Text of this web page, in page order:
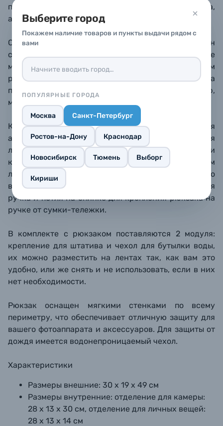
Выберите город
Покажем наличие товаров и пункты выдачи рядом с
вами
ПОПУЛЯРНЫЕ ГОРОДА
Москва Санкт-Петербург
Ростов-на-Дону Краснодар
Новосибирск Тюмень Выборг
Кириши
предназначается для личных вещей (еда, одежда,
аксессуары).
Спереди предусмотрен широкий и плоский карман
с органайзером для документов и бумаг, туда же
можно положить планшет. В широком поясном
ремне также сделаны карманы на молнии, куда
поместится небольшой телефон или, например,
мультитул.
Комфорт ношения обеспечивается благодаря
анатомической спинке со мягкими подушками для
лопаток и поясницы, а также с вентиляционными
каналами. Лямки со вспененным уплотнителем
ложатся на плечи мягко, есть регулируемая по
высоте нагрудная стяжка. Также имеется верхняя
ручка и петля на спинке для крепления рюкзака на
ручке от сумки-тележки.
В комплекте с рюкзаком поставляются 2 модуля:
крепление для штатива и чехол для бутылки воды,
их можно разместить на лентах так, как вам это
удобно, или же снять и не использовать, если в них
нет необходимости.
Рюкзак оснащен мягкими стенками по всему
периметру, что обеспечивает отличную защиту для
вашего фотоаппарата и аксессуаров. Для защиты от
дождя имеется водонепроницаемый чехол.
Характеристики
Размеры внешние: 30 х 19 х 49 см
Размеры внутренние: отделение для камеры:
28 х 13 х 30 см, отделение для личных вещей:
28 х 13 х 14 см